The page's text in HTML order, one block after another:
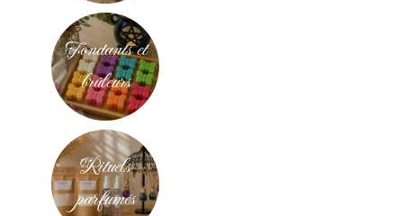
Fondants et
brûleurs
Rituels
parfumés